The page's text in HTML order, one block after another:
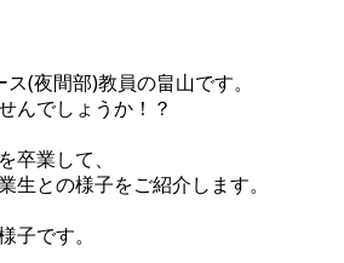
(夜間部)教員の畠山です。
んでしょうか！？
業して、
との様子をご紹介します。
です。